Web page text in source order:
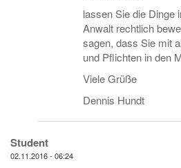
lassen Sie die Dinge
Anwalt rechtlich
sagen, dass Sie mit
und Pflichten in den
Viele Grüße
Dennis Hundt
Student
02.11.2016 - 06:24